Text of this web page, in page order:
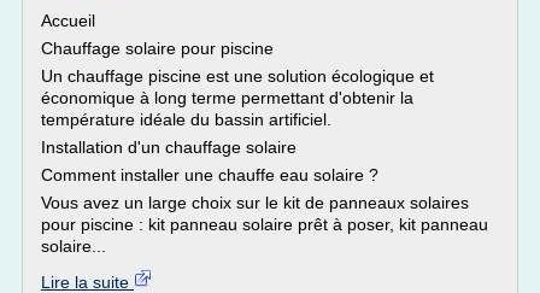
Accueil
Chauffage solaire pour piscine
Un chauffage piscine est une solution écologique et
économique à long terme permettant d'obtenir la
température idéale du bassin artificiel.
Installation d'un chauffage solaire
Comment installer une chauffe eau solaire ?
Vous avez un large choix sur le kit de panneaux solaires
pour piscine : kit panneau solaire prêt à poser, kit panneau
solaire...
Lire la suite